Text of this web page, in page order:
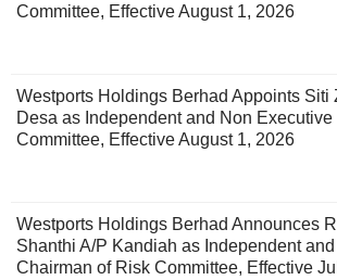
Committee, Effective August 1, 2026
Westports Holdings Berhad Appoints Siti
Desa as Independent and Non
Committee, Effective August 1, 2026
Westports Holdings Berhad Announces
Shanthi A/P Kandiah as Independent
Chairman of Risk Committee, Effective